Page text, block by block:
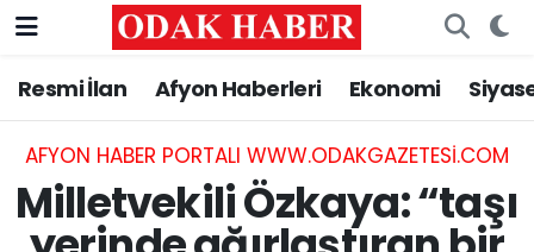
Resmi İlan Afyon Haberleri Ekonomi
AFYON HABER PORTALI WWW.ODAKGAZETESI.COM
Milletvekili Özkaya: “taşı
AFYONKARAHİSAR HABERLERİ
Resmi İlan
ASAYİŞ
Afyonkarahisar Nöbetçi Eczaneler
Afyonkarahisar Hava Durumu
Afyonkarahisar Namaz Vakitleri